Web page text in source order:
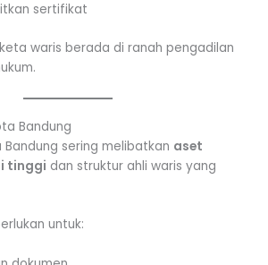
sertifikat
waris berada di ranah pengadilan
Bandung
Bandung sering melibatkan aset
tinggi dan struktur ahli waris yang
untuk: